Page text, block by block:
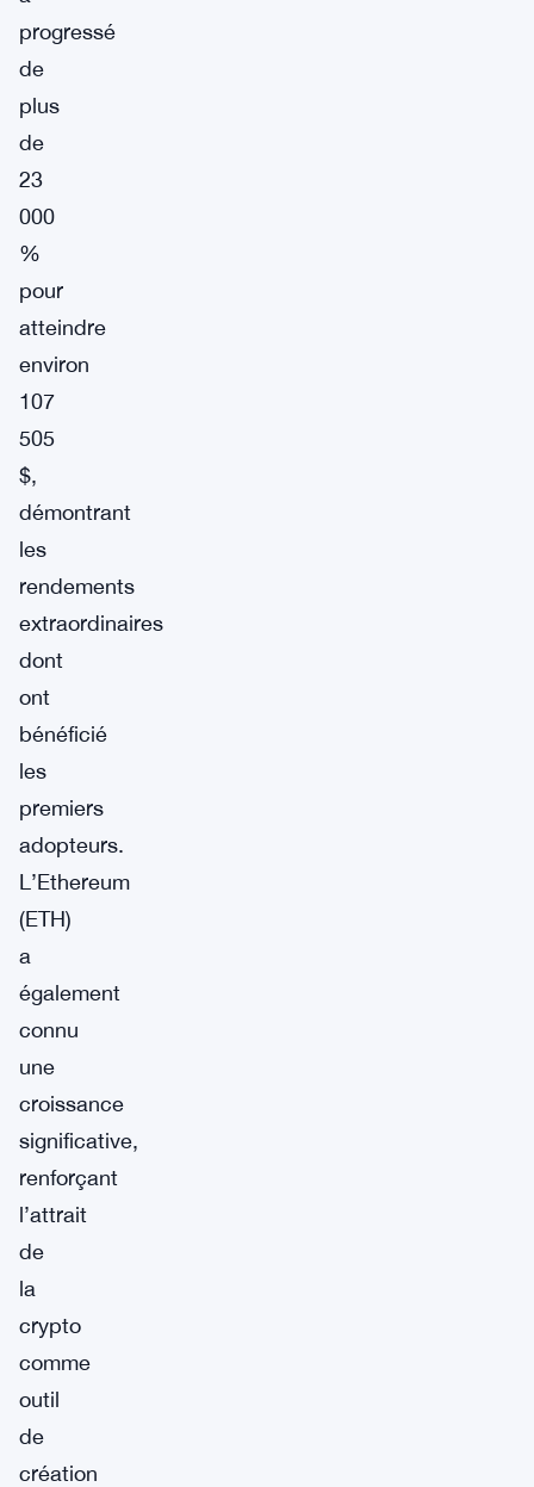
progressé
de
plus
de
23
000
%
pour
atteindre
environ
107
505
$,
démontrant
les
rendements
extraordinaires
dont
ont
bénéficié
les
premiers
adopteurs.
L’Ethereum
(ETH)
a
également
connu
une
croissance
significative,
renforçant
l’attrait
de
la
crypto
comme
outil
de
création